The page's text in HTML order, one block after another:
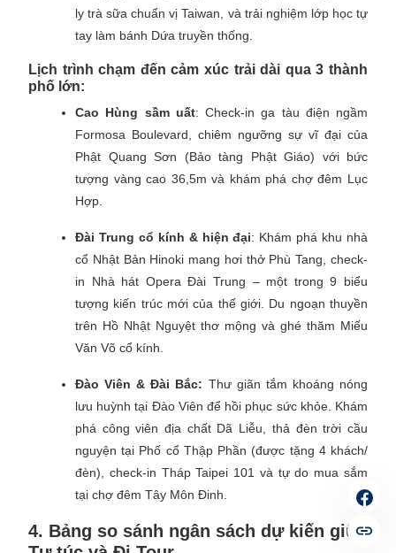
ly trà sữa chuẩn vị Taiwan, và trải nghiệm lớp học tự
tay làm bánh Dứa truyền thống.
Lịch trình chạm đến cảm xúc trải dài qua 3 thành
phố lớn:
Cao Hùng sầm uất: Check-in ga tàu điện ngầm
Formosa Boulevard, chiêm ngưỡng sự vĩ đại của
Phật Quang Sơn (Bảo tàng Phật Giáo) với bức
tượng vàng cao 36,5m và khám phá chợ đêm Lục
Hợp.
Đài Trung cổ kính & hiện đại: Khám phá khu nhà
cổ Nhật Bản Hinoki mang hơi thở Phù Tang, check-
in Nhà hát Opera Đài Trung – một trong 9 biểu
tượng kiến trúc mới của thế giới. Du ngoạn thuyền
trên Hồ Nhật Nguyệt thơ mộng và ghé thăm Miếu
Văn Võ cổ kính.
Đào Viên & Đài Bắc: Thư giãn tắm khoáng nóng
lưu huỳnh tại Đào Viên để hồi phục sức khỏe. Khám
phá công viên địa chất Dã Liễu, thả đèn trời cầu
nguyện tại Phố cổ Thập Phần (được tặng 4 khách/
đèn), check-in Tháp Taipei 101 và tự do mua sắm
tại chợ đêm Tây Môn Đinh.
4. Bảng so sánh ngân sách dự kiến giữa